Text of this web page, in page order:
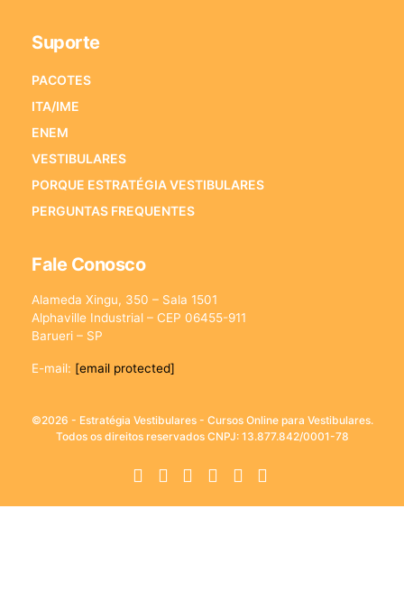
Suporte
PACOTES
ITA/IME
ENEM
VESTIBULARES
PORQUE ESTRATÉGIA VESTIBULARES
PERGUNTAS FREQUENTES
Fale Conosco
Alameda Xingu, 350 – Sala 1501
Alphaville Industrial – CEP 06455-911
Barueri – SP
E-mail: [email protected]
©2026 - Estratégia Vestibulares - Cursos Online para Vestibulares.
Todos os direitos reservados CNPJ: 13.877.842/0001-78